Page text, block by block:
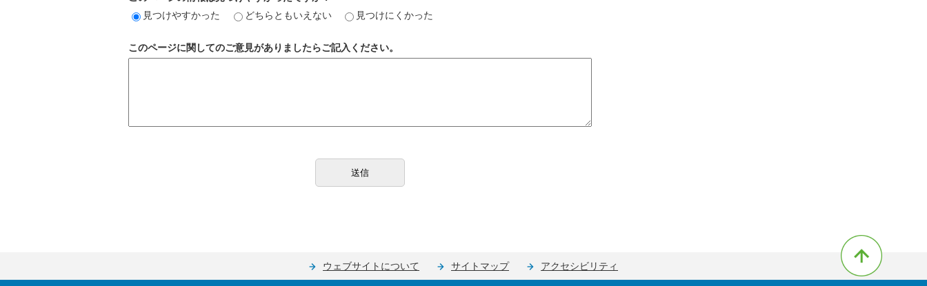
見つけやすかった
どちらともいえない 見つけにくかった
このページに関してのご意見がありましたらご記入ください。
ウェブサイトについて サイトマップ アクセシビリティ